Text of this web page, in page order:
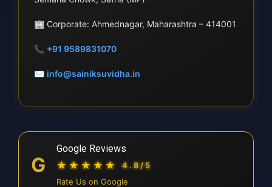
🏢 Corporate: Ahmednagar, Maharashtra – 414001
📞 +91 9589831070
✉ info@sainiksuvidha.in
G
Google Reviews
★★★★★
4.8/5
Rate Us on Google